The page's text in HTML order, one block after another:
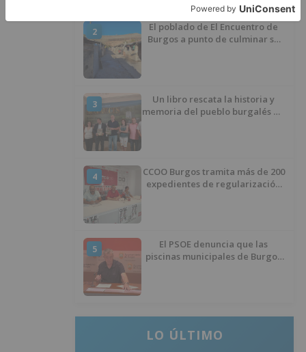
2
El poblado de El Encuentro de
Burgos a punto de culminar su
3
Un libro rescata la historia y
memoria del pueblo burgalés de
4
CCOO Burgos tramita más de 200
expedientes de regularización
5
El PSOE denuncia que las
piscinas municipales de Burgos
LO ÚLTIMO